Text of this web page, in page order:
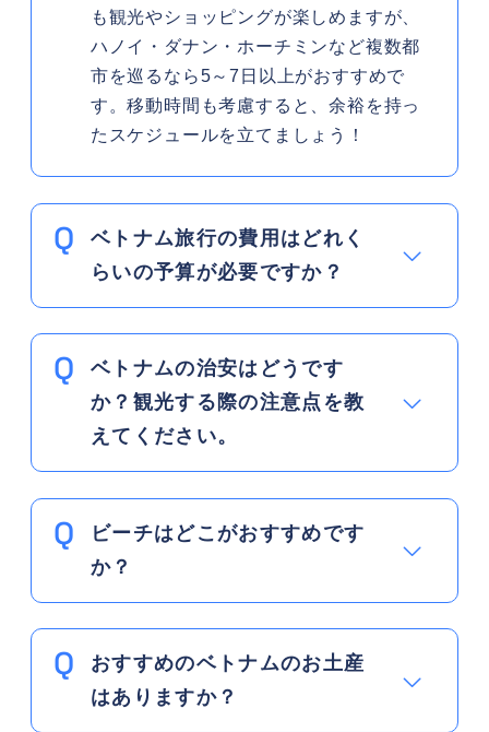
も観光やショッピングが楽しめますが、
ハノイ・ダナン・ホーチミンなど複数都
市を巡るなら5～7日以上がおすすめで
す。移動時間も考慮すると、余裕を持っ
たスケジュールを立てましょう！
ベトナム旅行の費用はどれく
らいの予算が必要ですか？
ベトナムの治安はどうです
か？観光する際の注意点を教
えてください。
ビーチはどこがおすすめです
か？
おすすめのベトナムのお土産
はありますか？